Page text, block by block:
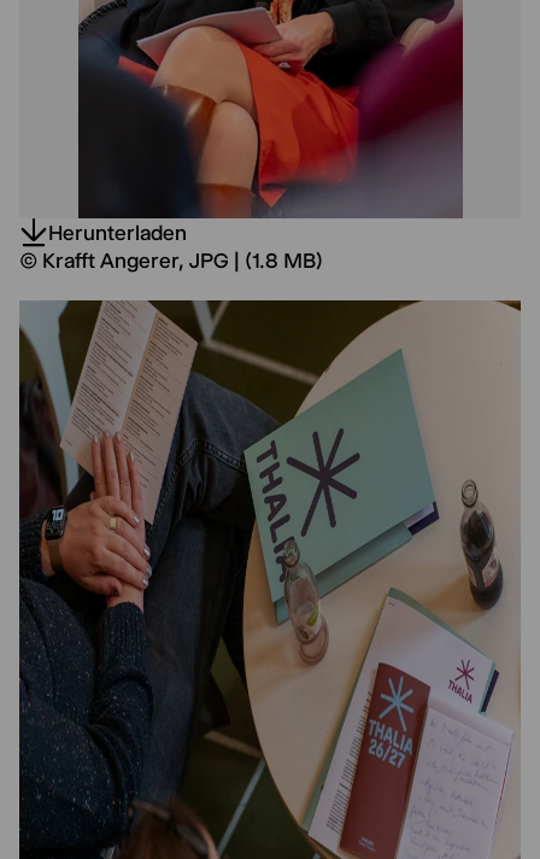
Herunterladen
© Krafft Angerer, JPG | (1.8 MB)